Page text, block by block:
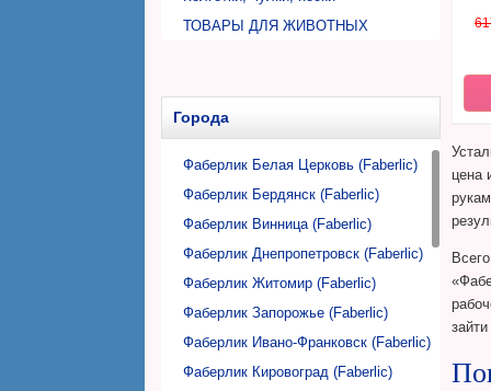
мужчин
Кондиционеры для стирки
Пятновыводители
Гели для стирки
Аксессуары для стирки
Автомобильная косметика и
аксессуары
дома
Товары ДЭНАС
Напитки, фиточаи
ТОВАРЫ ДЛЯ ЖИВОТНЫХ
Города
Фаберлик Белая Церковь (Faberlic)
Фаберлик Бердянск (Faberlic)
Фаберлик Винница (Faberlic)
Фаберлик Днепропетровск (Faberlic)
Фаберлик Житомир (Faberlic)
Фаберлик Запорожье (Faberlic)
Фаберлик Ивано-Франковск (Faberlic)
Фаберлик Кировоград (Faberlic)
цена